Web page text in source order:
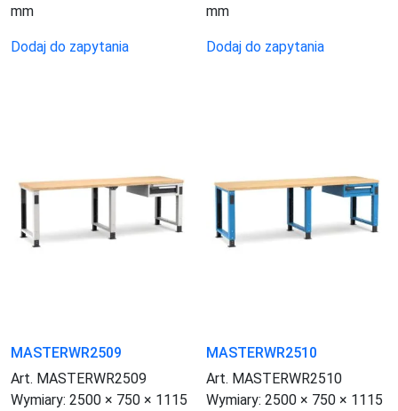
mm
Dodaj do zapytania
mm
Dodaj do zapytania
MASTERWR2509
Art. MASTERWR2509
Wymiary: 2500 × 750 × 1115
MASTERWR2510
Art. MASTERWR2510
Wymiary:2500 × 750 × 1115